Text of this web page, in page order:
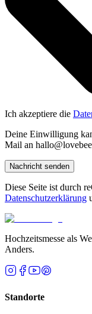
Ich akzeptiere die
Deine Einwilligung
Mail an
Nachricht senden
Diese Seite ist durch
Datenschutzerklärung
Hochzeitsmesse als
Anders.
Standorte